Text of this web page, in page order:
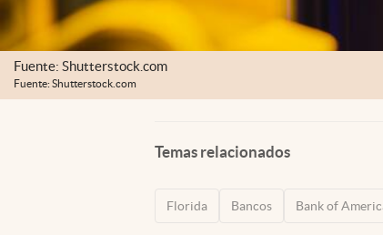
Fuente: Shutterstock.com
Fuente: Shutterstock.com
Temas relacionados
Florida Bancos Bank of